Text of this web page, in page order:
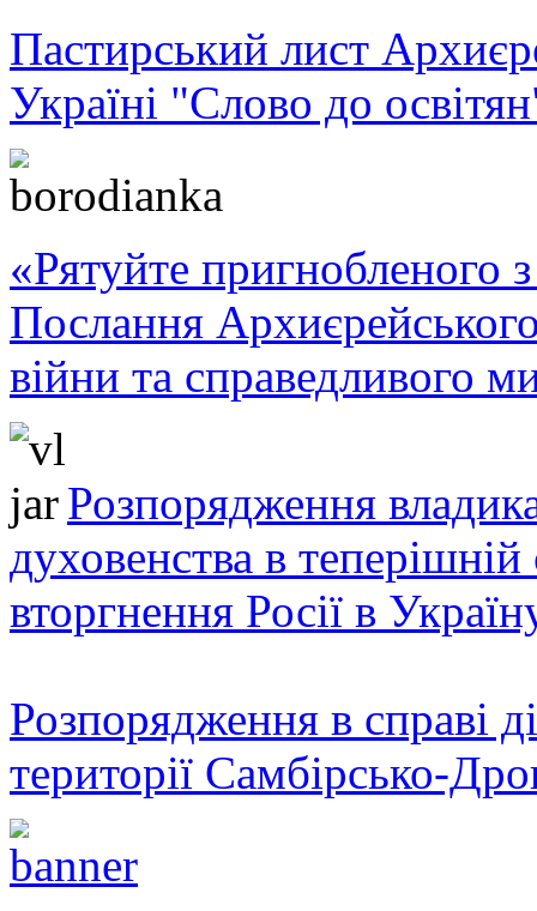
Пастирський лист
Україні "Слово до
«Рятуйте пригнобленого
Послання
війни та справедливого
Розпорядження
духовенства в теперішній
вторгнення Росії в
Розпорядження в справі
території Самбірсько-